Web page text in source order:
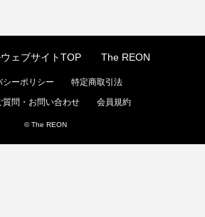
ェブサイトTOP The REON
シーポリシー
特定商取引法
質問・お問い合わせ
会員規約
© The REON